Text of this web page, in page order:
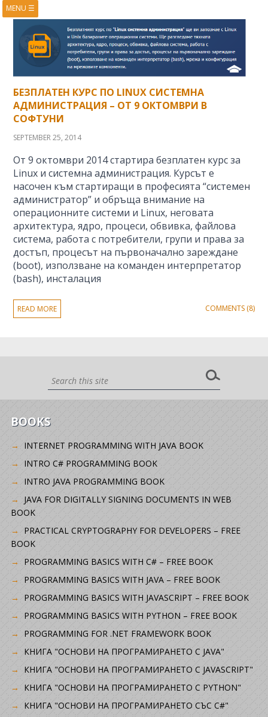
MENU ☰
BOOKS
COURSES
VIDEOS
PRESENTATIONS
RESEARCH
PUBLICATIONS
CONTACTS
RSS FEED
БЕЗПЛАТЕН КУРС ПО LINUX СИСТЕМНА
АДМИНИСТРАЦИЯ – ОТ 9 ОКТОМВРИ В
СОФТУНИ
SEPTEMBER 25, 2014
От 9 октомври 2014 стартира безплатен курс за
Linux и системна администрация. Курсът е
насочен към стартиращи в професията “системен
администратор” и обръща внимание на
операционните системи и Linux, неговата
архитектура, ядро, процеси, обвивка, файлова
система, работа с потребители, групи и права за
достъп, процесът на първоначално зареждане
(boot), използване на команден интерпретатор
(bash), инсталация
READ MORE COMMENTS (8)
BOOKS
INTERNET PROGRAMMING WITH JAVA BOOK
INTRO C# PROGRAMMING BOOK
INTRO JAVA PROGRAMMING BOOK
JAVA FOR DIGITALLY SIGNING DOCUMENTS IN WEB
BOOK
PRACTICAL CRYPTOGRAPHY FOR DEVELOPERS – FREE
BOOK
PROGRAMMING BASICS WITH C# – FREE BOOK
PROGRAMMING BASICS WITH JAVA – FREE BOOK
PROGRAMMING BASICS WITH JAVASCRIPT – FREE BOOK
PROGRAMMING BASICS WITH PYTHON – FREE BOOK
PROGRAMMING FOR .NET FRAMEWORK BOOK
КНИГА "ОСНОВИ НА ПРОГРАМИРАНЕТО С JAVA"
КНИГА "ОСНОВИ НА ПРОГРАМИРАНЕТО С JAVASCRIPT"
КНИГА "ОСНОВИ НА ПРОГРАМИРАНЕТО С PYTHON"
КНИГА "ОСНОВИ НА ПРОГРАМИРАНЕТО СЪС C#"